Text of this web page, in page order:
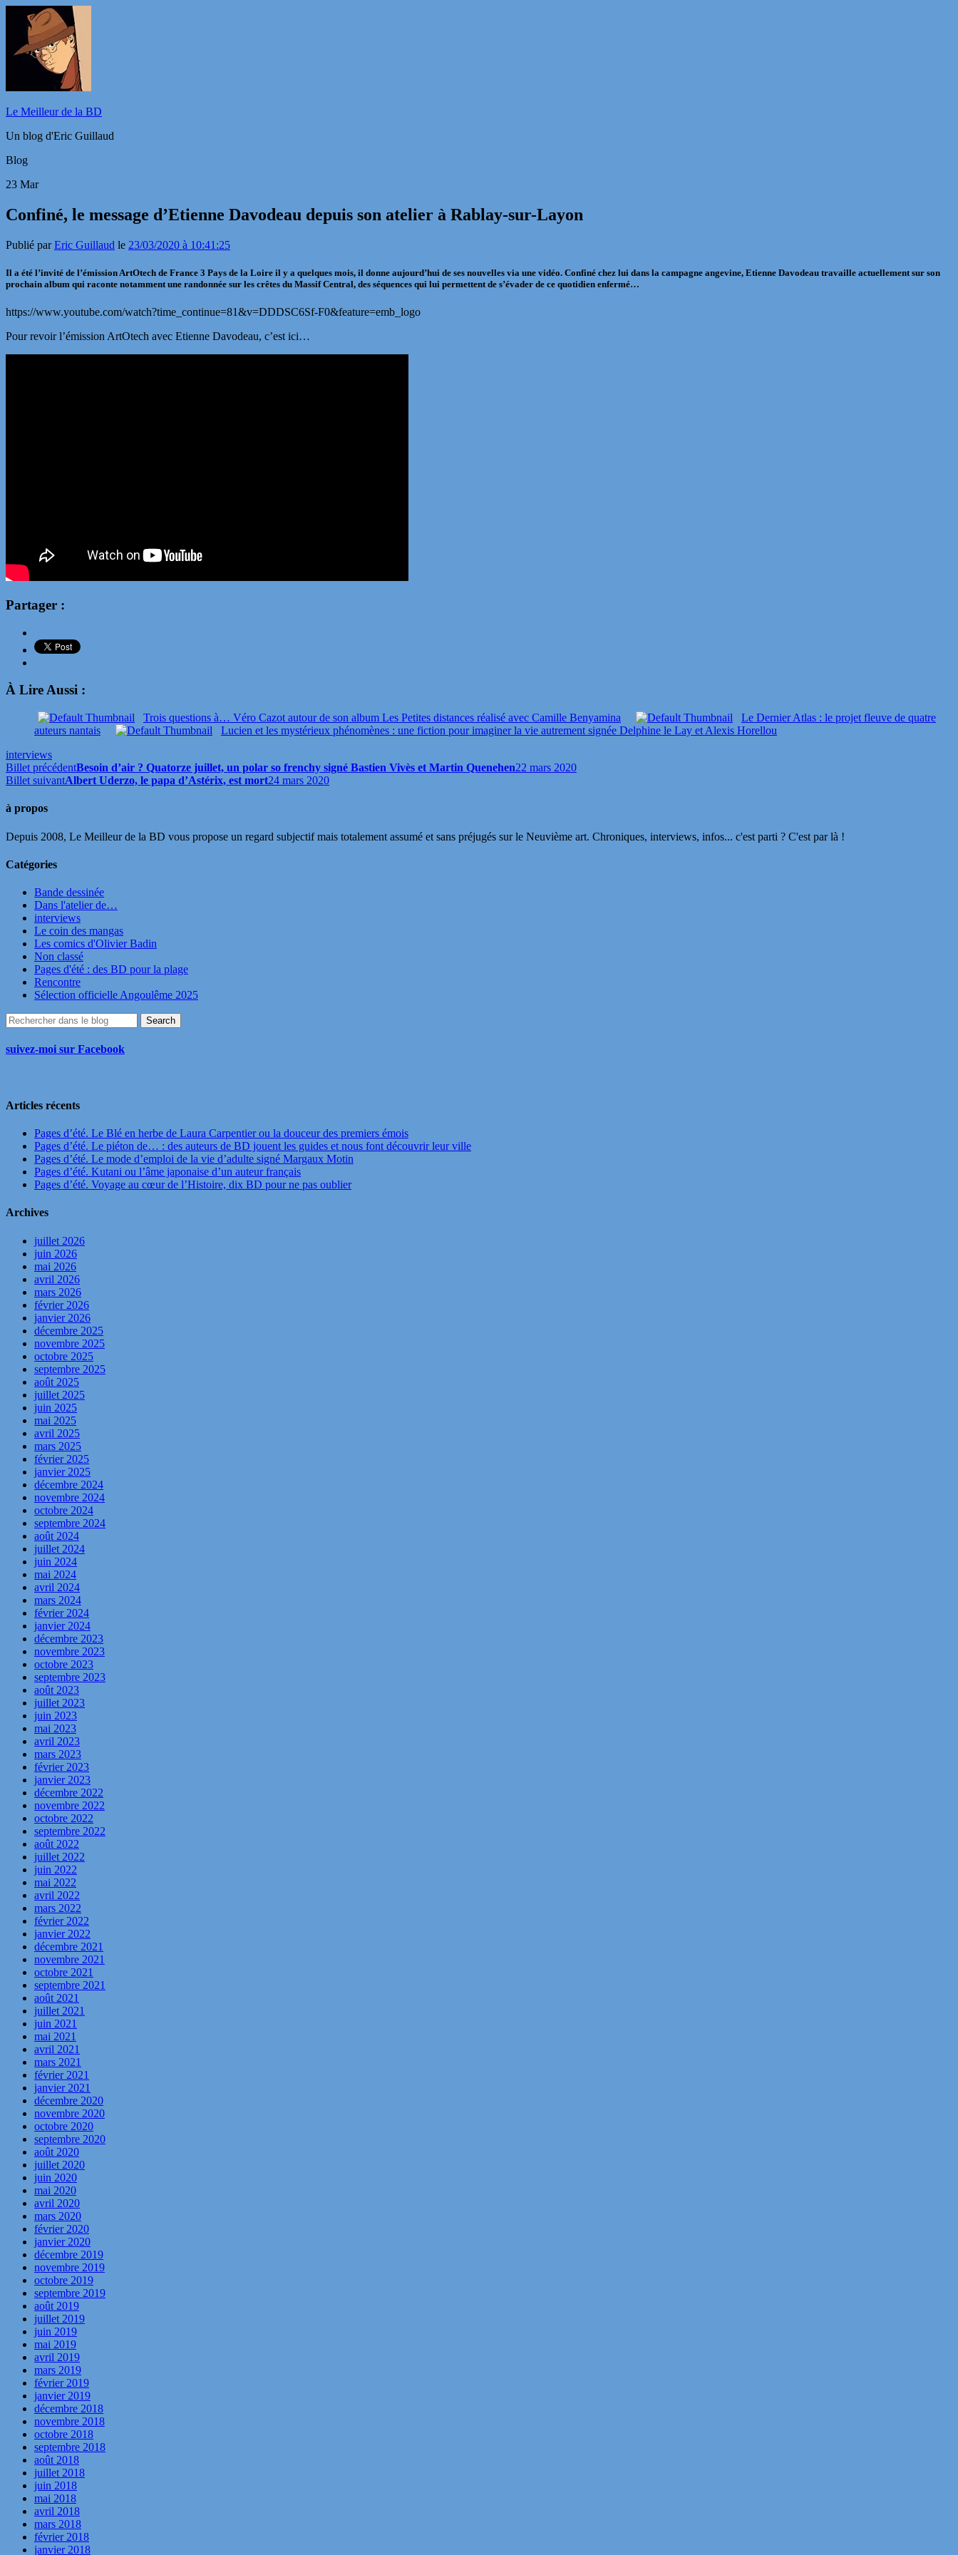
Le Meilleur de la BD
Un blog d'Eric Guillaud
Blog
23 Mar
Confiné, le message d’Etienne Davodeau depuis son atelier à Rablay-sur-Layon
Publié parEric Guillaud le 23/03/2020 à 10:41:25
Il a été l’invité de l’émission ArtOtech de France 3 Pays de la Loire il y a quelques mois, il donne aujourd’hui de ses nouvelles via une vidéo. Confiné chez lui dans la campagne angevine, Etienne Davodeau travaille actuellement sur son
prochain album qui raconte notamment une randonnée sur les crêtes du Massif Central, des séquences qui lui permettent de s’évader de ce quotidien enfermé…
https://www.youtube.com/watch?time_continue=81&v=DDDSC6Sf-F0&feature=emb_logo
Pour revoir l’émission ArtOtech avec Etienne Davodeau, c’est ici…
Partager :
À Lire Aussi :
Trois questions à… Véro Cazot autour de son album Les Petites distances réalisé avec Camille Benyamina
Le Dernier Atlas : le projet fleuve de quatre
auteurs nantais
Lucien et les mystérieux phénomènes : une fiction pour imaginer la vie autrement signée Delphine le Lay et Alexis Horellou
interviews
Billet précédentBesoin d’air ? Quatorze juillet, un polar so frenchy signé Bastien Vivès et Martin Quenehen22 mars 2020
Billet suivantAlbert Uderzo, le papa d’Astérix, est mort24 mars 2020
à propos
Depuis 2008, Le Meilleur de la BD vous propose un regard subjectif mais totalement assumé et sans préjugés sur le Neuvième art. Chroniques, interviews, infos... c'est parti ? C'est par là !
Catégories
Bande dessinée
Dans l'atelier de…
interviews
Le coin des mangas
Les comics d'Olivier Badin
Non classé
Pages d'été : des BD pour la plage
Rencontre
Sélection officielle Angoulême 2025
suivez-moi sur Facebook
Articles récents
Pages d’été. Le Blé en herbe de Laura Carpentier ou la douceur des premiers émois
Pages d’été. Le piéton de… : des auteurs de BD jouent les guides et nous font découvrir leur ville
Pages d’été. Le mode d’emploi de la vie d’adulte signé Margaux Motin
Pages d’été. Kutani ou l’âme japonaise d’un auteur français
Pages d’été. Voyage au cœur de l’Histoire, dix BD pour ne pas oublier
Archives
juillet 2026
juin 2026
mai 2026
avril 2026
mars 2026
février 2026
janvier 2026
décembre 2025
novembre 2025
octobre 2025
septembre 2025
août 2025
juillet 2025
juin 2025
mai 2025
avril 2025
mars 2025
février 2025
janvier 2025
décembre 2024
novembre 2024
octobre 2024
septembre 2024
août 2024
juillet 2024
juin 2024
mai 2024
avril 2024
mars 2024
février 2024
janvier 2024
décembre 2023
novembre 2023
octobre 2023
septembre 2023
août 2023
juillet 2023
juin 2023
mai 2023
avril 2023
mars 2023
février 2023
janvier 2023
décembre 2022
novembre 2022
octobre 2022
septembre 2022
août 2022
juillet 2022
juin 2022
mai 2022
avril 2022
mars 2022
février 2022
janvier 2022
décembre 2021
novembre 2021
octobre 2021
septembre 2021
août 2021
juillet 2021
juin 2021
mai 2021
avril 2021
mars 2021
février 2021
janvier 2021
décembre 2020
novembre 2020
octobre 2020
septembre 2020
août 2020
juillet 2020
juin 2020
mai 2020
avril 2020
mars 2020
février 2020
janvier 2020
décembre 2019
novembre 2019
octobre 2019
septembre 2019
août 2019
juillet 2019
juin 2019
mai 2019
avril 2019
mars 2019
février 2019
janvier 2019
décembre 2018
novembre 2018
octobre 2018
septembre 2018
août 2018
juillet 2018
juin 2018
mai 2018
avril 2018
mars 2018
février 2018
janvier 2018